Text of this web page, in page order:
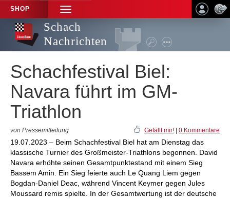
SHOP
TOGGLE
NAVIGATION
Schach
Nachrichten
Schachfestival Biel:
Navara führt im GM-
Triathlon
von Pressemitteilung Gefällt mir! 0 Kommentare
19.07.2023 – Beim Schachfestival Biel hat am Dienstag das
klassische Turnier des Großmeister-Triathlons begonnen. David
Navara erhöhte seinen Gesamtpunktestand mit einem Sieg
Bassem Amin. Ein Sieg feierte auch Le Quang Liem gegen
Bogdan-Daniel Deac, während Vincent Keymer gegen Jules
Moussard remis spielte. In der Gesamtwertung ist der deutsche